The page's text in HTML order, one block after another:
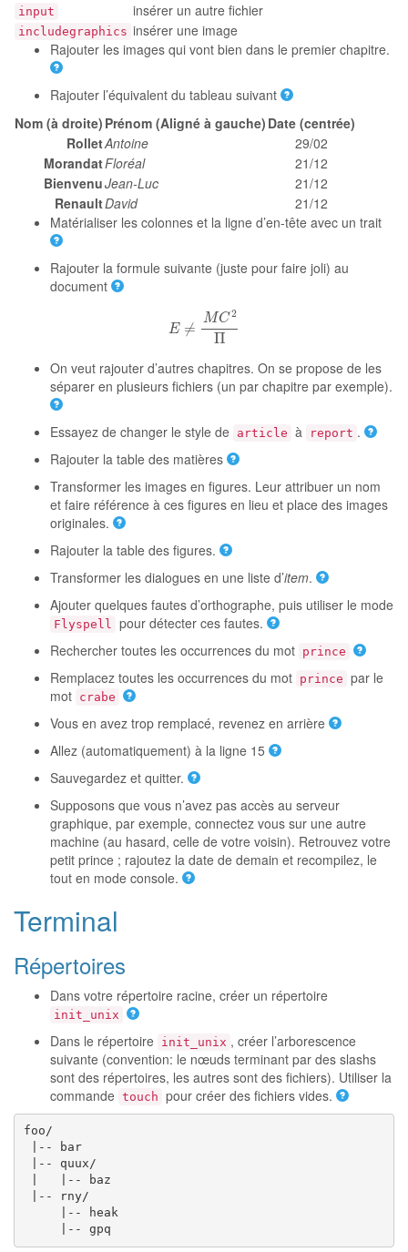
input insérer un autre fichier
includegraphics insérer une image
Rajouter les images qui vont bien dans le premier chapitre.
Rajouter l’équivalent du tableau suivant
Nom (à droite) Prénom (Aligné à gauche) Date (centrée)
RolletAntoine
29/02
MorandatFloréal
21/12
BienvenuJean-Luc
21/12
RenaultDavid
21/12
Matérialiser les colonnes et la ligne d’en-tête avec un trait
Rajouter la formule suivante (juste pour faire joli) au
document
C2Π
On veut rajouter d’autres chapitres. On se propose de les
séparer en plusieurs fichiers (un par chapitre par exemple).
Essayez de changer le style de article à report .
Rajouter la table des matières
Transformer les images en figures. Leur attribuer un nom
et faire référence à ces figures en lieu et place des images
originales.
Rajouter la table des figures.
Transformer les dialogues en une liste d’item.
Ajouter quelques fautes d’orthographe, puis utiliser le mode
Flyspell
pour détecter ces fautes.
Rechercher toutes les occurrences du mot prince
Remplacez toutes les occurrences du mot prince par le
mot crabe
Vous en avez trop remplacé, revenez en arrière
Allez (automatiquement) à la ligne 15
Sauvegardez et quitter.
Supposons que vous n’avez pas accès au serveur
graphique, par exemple, connectez vous sur une autre
machine (au hasard, celle de votre voisin). Retrouvez votre
petit prince ; rajoutez la date de demain et recompilez, le
tout en mode console.
Terminal
Répertoires
Dans votre répertoire racine, créer un répertoire
init_unix
Dans le répertoire init_unix , créer l’arborescence
suivante (convention: le nœuds terminant par des slashs
sont des répertoires, les autres sont des fichiers). Utiliser la
commande touch pour créer des fichiers vides.
foo/